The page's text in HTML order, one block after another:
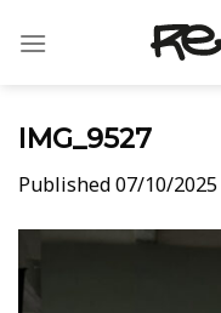
IMG_9527
Published07/10/2025